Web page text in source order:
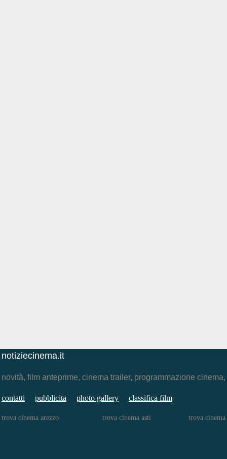
notiziecinema.it
novità, film anteprime, cinema trailer, programmazione
contatti pubblicita photo gallery classifica film
trova cinema arezzo trova cinema asti trova